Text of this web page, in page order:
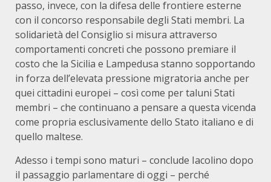
passo, invece, con la difesa delle frontiere esterne
con il concorso responsabile degli Stati membri. La
solidarietà del Consiglio si misura attraverso
comportamenti concreti che possono premiare il
costo che la Sicilia e Lampedusa stanno sopportando
in forza dell’elevata pressione migratoria anche per
quei cittadini europei – così come per taluni Stati
membri – che continuano a pensare a questa vicenda
come propria esclusivamente dello Stato italiano e di
quello maltese.
Adesso i tempi sono maturi – conclude Iacolino dopo
il passaggio parlamentare di oggi – perché